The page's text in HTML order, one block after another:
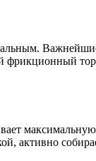
активно